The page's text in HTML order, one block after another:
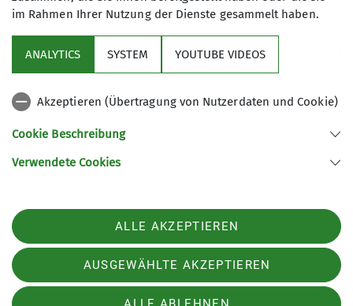
Sektion
Aktuelles
07545 Gera
Telefon +4915208590974
im Rahmen Ihrer Nutzung der Dienste gesammelt haben.
ANALYTICS SYSTEM YOUTUBE VIDEOS
Akzeptieren (Übertragung von Nutzerdaten und Cookie)
Cookie Beschreibung
Verwendete Cookies
ALLE AKZEPTIEREN
AUSGEWÄHLTE AKZEPTIEREN